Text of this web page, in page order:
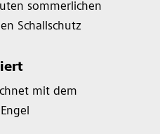
sommerlichen
Schallschutz
mit dem